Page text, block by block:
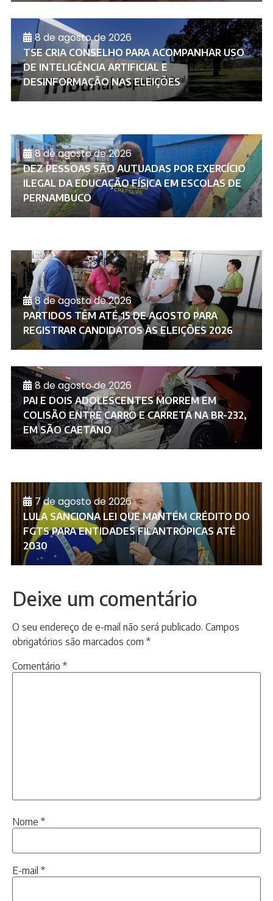
8 de agosto de 2026
TSE CRIA CONSELHO PARA ACOMPANHAR USO
DE INTELIGÊNCIA ARTIFICIAL E
DESINFORMAÇÃO NAS ELEIÇÕES
8 de agosto de 2026
DEZ PESSOAS SÃO AUTUADAS POR EXERCÍCIO
ILEGAL DA EDUCAÇÃO FÍSICA EM ESCOLAS DE
PERNAMBUCO
8 de agosto de 2026
PARTIDOS TÊM ATÉ 15 DE AGOSTO PARA
REGISTRAR CANDIDATOS ÀS ELEIÇÕES 2026
8 de agosto de 2026
PAI E DOIS ADOLESCENTES MORREM EM
COLISÃO ENTRE CARRO E CARRETA NA BR-232,
EM SÃO CAETANO
7 de agosto de 2026
LULA SANCIONA LEI QUE MANTÉM CRÉDITO DO
FGTS PARA ENTIDADES FILANTRÓPICAS ATÉ
2030
Deixe um comentário
O seu endereço de e-mail não será publicado. Campos
obrigatórios são marcados com *
Comentário *
Nome *
E-mail *